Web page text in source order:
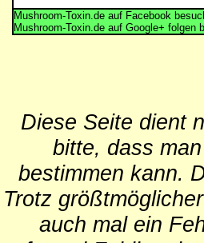
Mushroom-Toxin.de auf Facebook
Mushroom-Toxin.de auf Google+ folgen
Diese Seite dient
bitte, dass
bestimmen kann.
Trotz
auch mal ein